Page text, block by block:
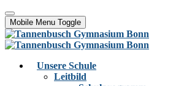
Mobile Menu Toggle
Unsere Schule
Leitbild